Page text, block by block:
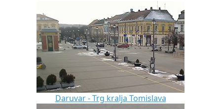
Daruvar - Trg kralja Tomislava